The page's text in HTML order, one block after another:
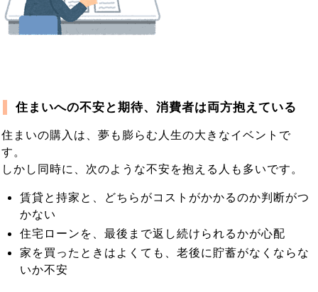
住まいへの不安と期待、消費者は両方抱えている
住まいの購入は、夢も膨らむ人生の大きなイベントで
す。
しかし同時に、次のような不安を抱える人も多いです。
賃貸と持家と、どちらがコストがかかるのか判断がつ
かない
住宅ローンを、最後まで返し続けられるかが心配
家を買ったときはよくても、老後に貯蓄がなくならな
いか不安